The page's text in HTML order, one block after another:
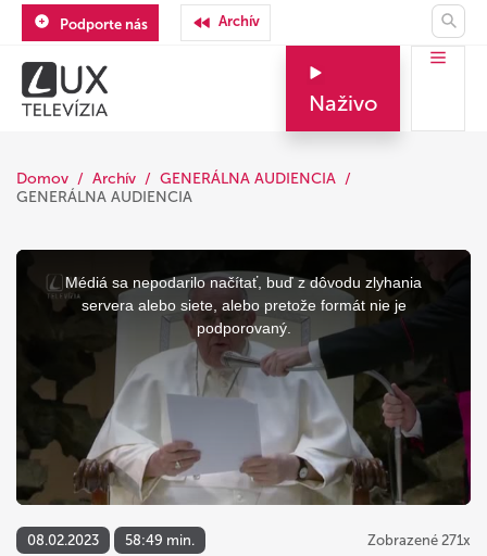
Podporte nás Archív
Naživo
Domov Archív
GENERÁLNA AUDIENCIA
GENERÁLNA AUDIENCIA
This
window.
Médiá sa nepodarilo načítať, buď z dôvodu zlyhania
servera alebo siete, alebo pretože formát nie je
podporovaný.
08.02.2023 58:49 min. Zobrazené 271x